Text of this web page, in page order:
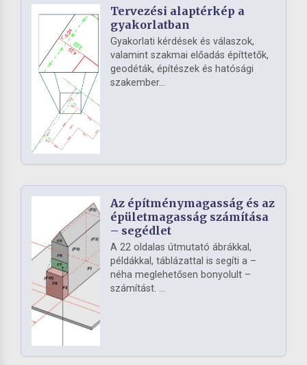
Tervezési alaptérkép a
gyakorlatban
Gyakorlati kérdések és válaszok,
valamint szakmai előadás építtetők,
geodéták, építészek és hatósági
szakember...
Az építménymagasság és az
épületmagasság számítása
– segédlet
A 22 oldalas útmutató ábrákkal,
példákkal, táblázattal is segíti a –
néha meglehetősen bonyolult –
számítást. ...